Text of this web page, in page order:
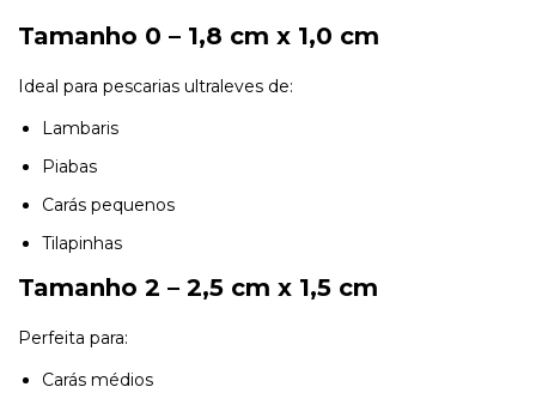
Tamanho 0 – 1,8 cm x 1,0 cm
Ideal para pescarias ultraleves de:
Lambaris
Piabas
Carás pequenos
Tilapinhas
Tamanho 2 – 2,5 cm x 1,5 cm
Perfeita para:
Carás médios